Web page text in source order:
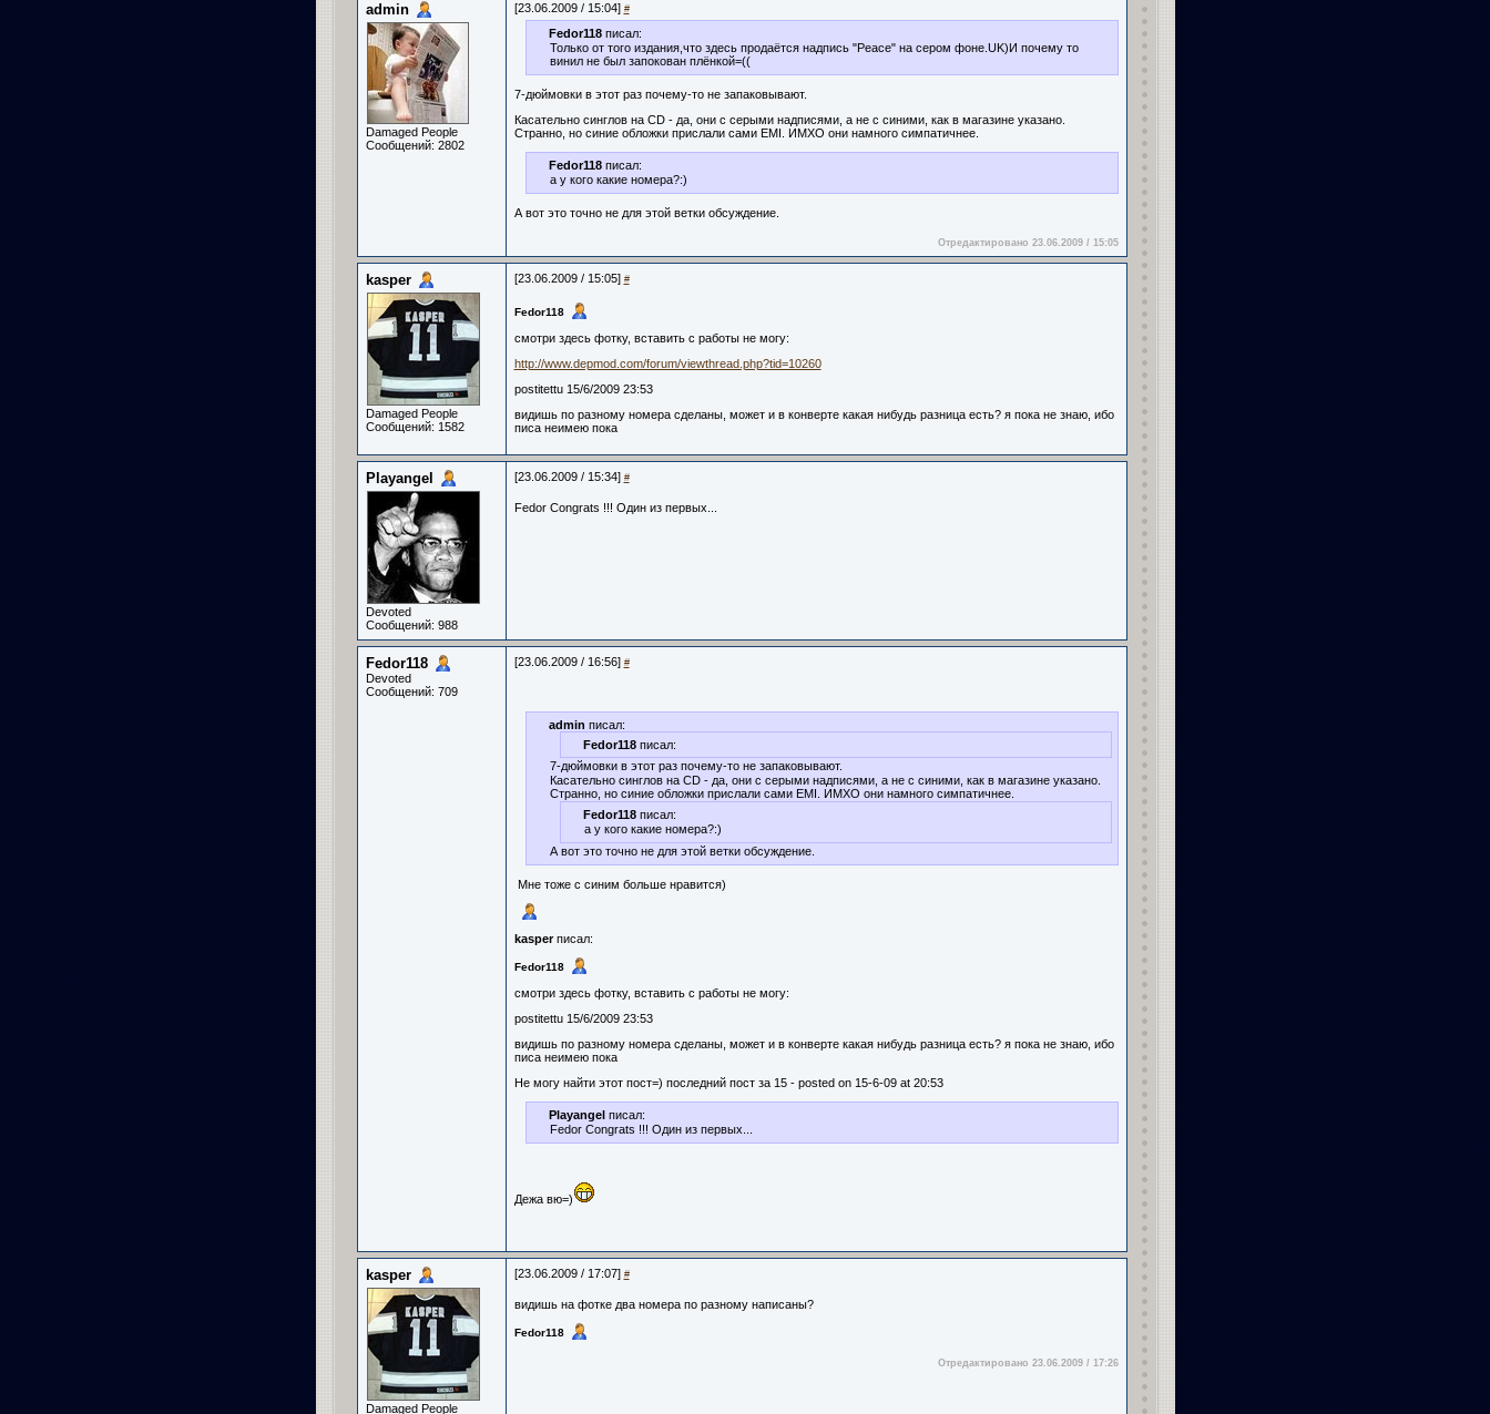
admin
Damaged People
Сообщений: 2802
[23.06.2009 / 15:04] #
Fedor118писал:
Только от того издания,что здесь продаётся надпись "Peace" на сером фоне.UK)И почему то
винил не был запокован плёнкой=((
7-дюймовки в этот раз почему-то не запаковывают.
Касательно синглов на CD - да, они с серыми надписями, а не с синими, как в магазине указано.
Странно, но синие обложки прислали сами EMI. ИМХО они намного симпатичнее.
Fedor118писал:
а у кого какие номера?:)
А вот это точно не для этой ветки обсуждение.
Отредактировано 23.06.2009 / 15:05
kasper
Damaged People
Сообщений: 1582
[23.06.2009 / 15:05] #
Fedor118
смотри здесь фотку, вставить с работы не могу:
http://www.depmod.com/forum/viewthread.php?tid=10260
postitettu 15/6/2009 23:53
видишь по разному номера сделаны, может и в конверте какая нибудь разница есть? я пока не знаю, ибо
писа неимею пока
Playangel
Devoted
Сообщений: 988
[23.06.2009 / 15:34] #
Fedor Congrats !!! Один из первых...
Fedor118
Devoted
Сообщений: 709
[23.06.2009 / 16:56] #
admin писал:
Fedor118писал:
7-дюймовки в этот раз почему-то не запаковывают.
Касательно синглов на CD - да, они с серыми надписями, а не с синими, как в магазине указано.
Странно, но синие обложки прислали сами EMI. ИМХО они намного симпатичнее.
Fedor118писал:
а у кого какие номера?:)
А вот это точно не для этой ветки обсуждение.
Мне тоже с синим больше нравится)
kasperписал:
Fedor118
смотри здесь фотку, вставить с работы не могу:
postitettu 15/6/2009 23:53
видишь по разному номера сделаны, может и в конверте какая нибудь разница есть? я пока не знаю, ибо
писа неимею пока
Не могу найти этот пост=) последний пост за 15 - posted on 15-6-09 at 20:53
Playangelписал:
Fedor Congrats !!! Один из первых...
Дежа вю=)
kasper
Damaged People
[23.06.2009 / 17:07] #
видишь на фотке два номера по разному написаны?
Fedor118
Отредактировано 23.06.2009 / 17:26